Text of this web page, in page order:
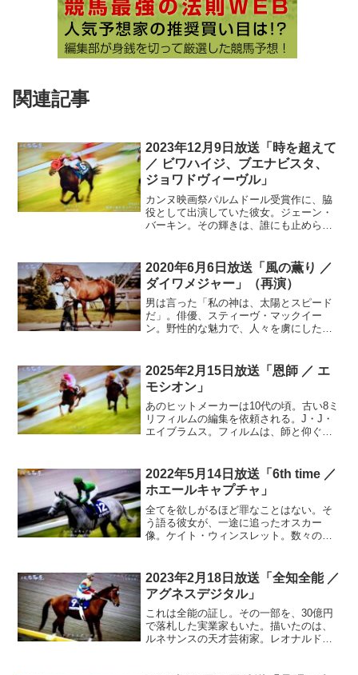
関連記事
2023年12月9日放送「時を超えて
／ ビワハイジ、ブエナビスタ、
ジョワドヴィーヴル」
カンヌ映画祭パルムドール受賞作に、脇
役として出演していた彼女。ジェーン・
バーキン。その輝きは、誰にも止められ
との恋愛さえも、フランスポップカルチ
ャーの中心だった。類稀な母のセンス
は、娘たちにも受け継がれていく。自由
を貫く輝きは、時を越えて…
2020年6月6日放送「風の薫り ／
ダイワメジャー」（再演）
男は言った「私の神は、太陽とスピード
だ」。俳優、スティーヴ・マックイー
ン。野性的な魅力で、人々を虜にした天
を増した。今夜は、風のように生きたサ
ラブレッドに思いを馳せることにしよ
う。奔放なる天才…
2025年2月15日放送「恩師 ／ エ
モシオン」
あのヒットメーカーは10代の頃。古い8ミ
リフィルムの編集を依頼される。J・J・
エイブラムス。フィルムは、師と仰ぐ監
き監督は、ついに…。二人で共に、一つ
の映画を作ることになる。少年時代か
ら、フィルムカメラに夢中になった彼
ら。恩師にオマージュを捧げ、夢を叶え
ていく…
2022年5月14日放送「6th time ／
ホエールキャプチャ」
全てを欲しがるほど罪なことはない。そ
う語る彼女が、一途に追ったオスカー
像。ケイト・ウィンスレット。数々の名
われた、ミステリアスな女性を熱演し、
アカデミー賞主演女優賞を掴んだ。挑ん
だ数だけ、手にした栄光に重みが増す…
2023年2月18日放送「全知全能 ／
アグネスデジタル」
これは全能の証し。その一部を、30億円
で落札した実業家もいた。描いたのは、
ルネサンスの天才芸術家。レオナルド・